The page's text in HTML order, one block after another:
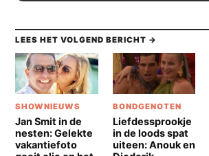
LEES HET VOLGEND BERICHT →
SHOWNIEUWS
Jan Smit in de
nesten: Gelekte
vakantiefoto
BONDGENOTEN
Liefdessprookje
in de loods spat
uiteen: Anouk en